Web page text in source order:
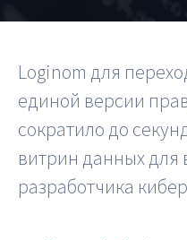
Архитектура
Системные
Цены
Loginom +
Loginom для
единой версии
сократило до
витрин данных для
разработчика